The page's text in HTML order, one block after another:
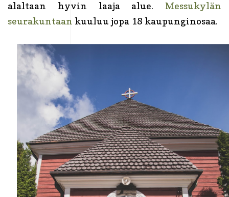
alaltaan hyvin laaja alue. Messukylän
seurakuntaan kuuluu jopa 18 kaupunginosaa.